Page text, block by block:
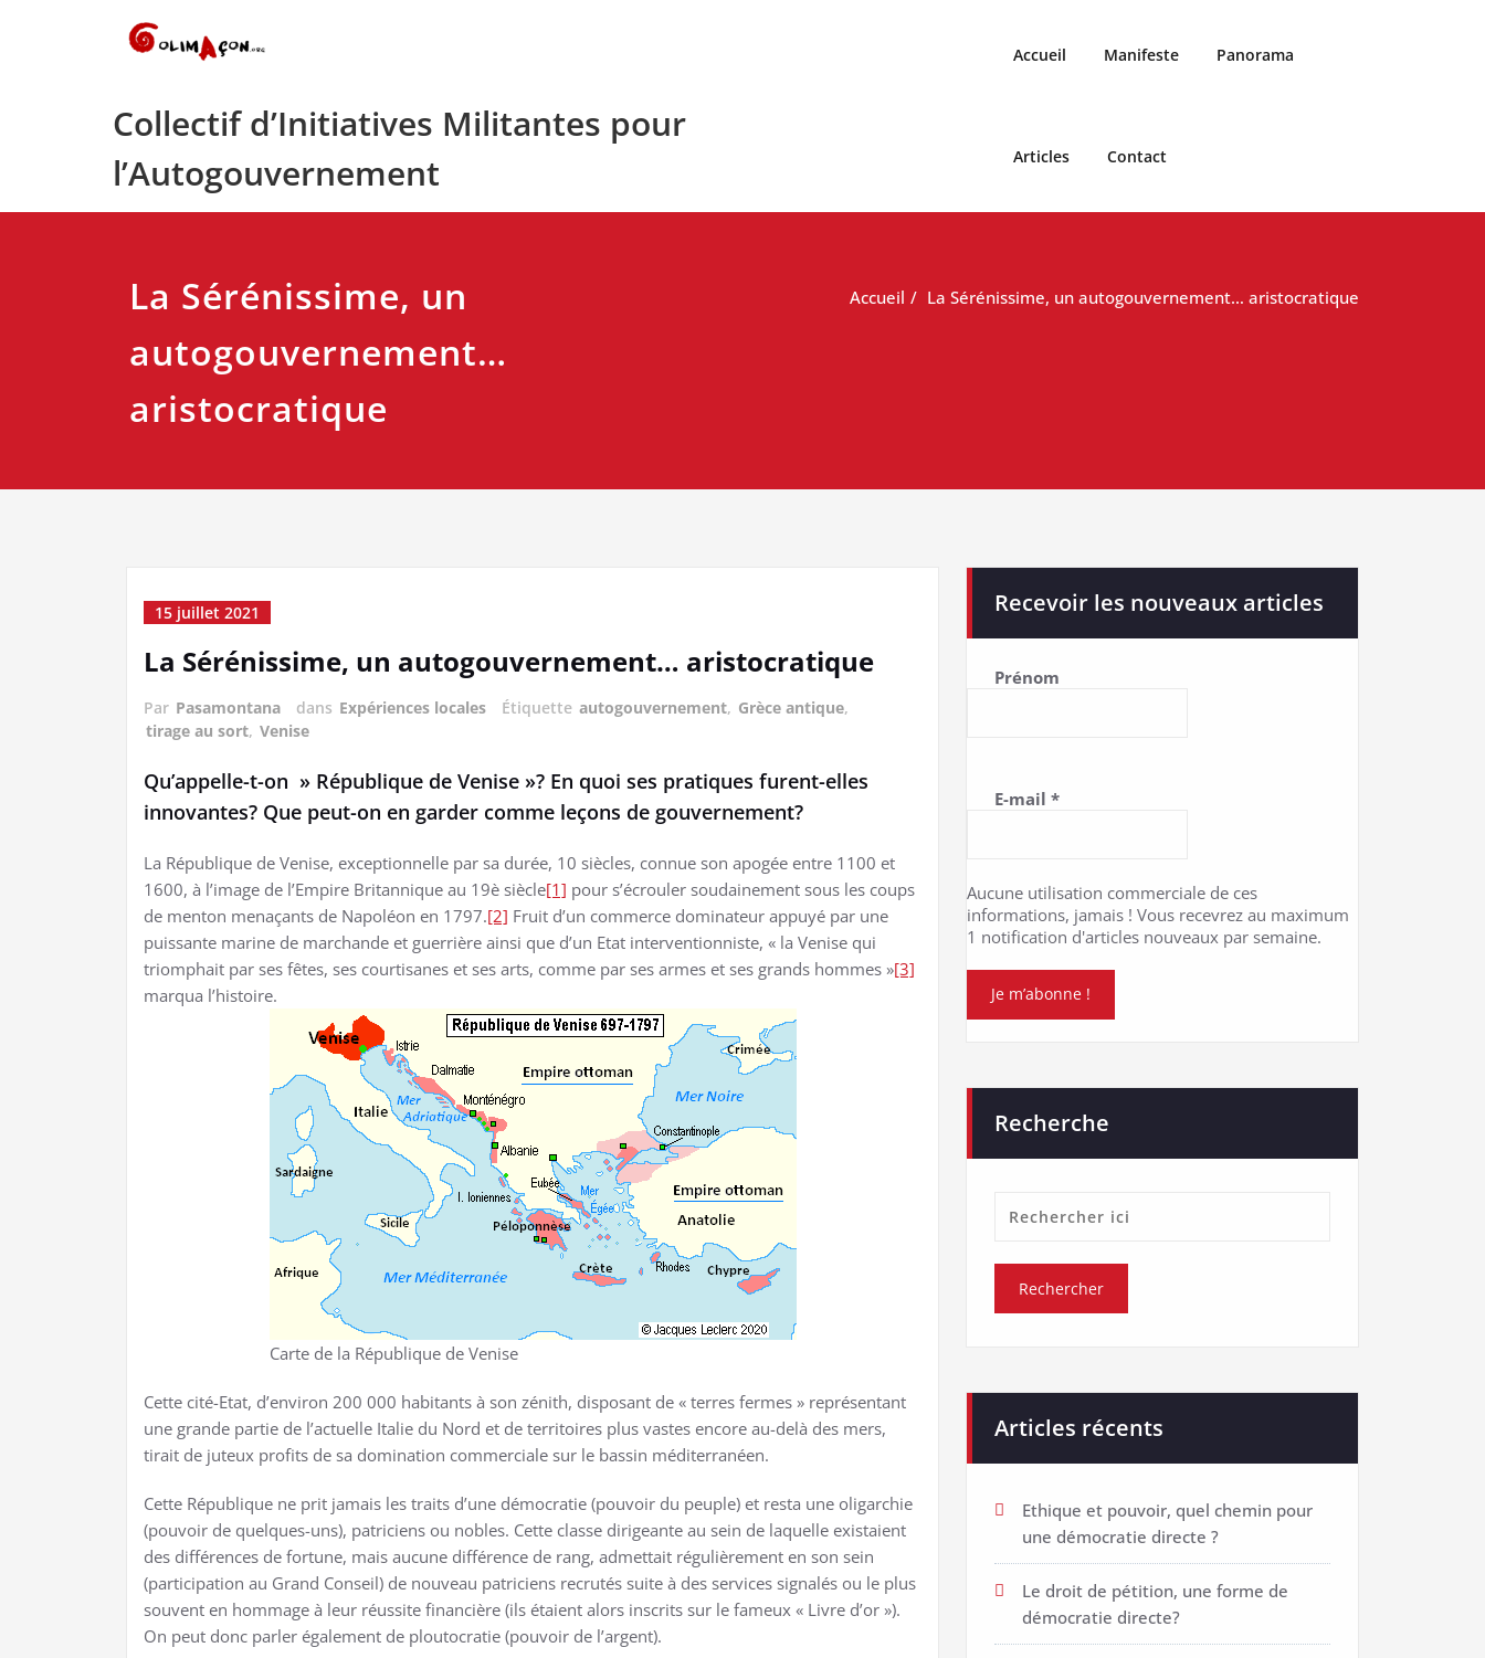
Collectif d’Initiatives Militantes pour
l’Autogouvernement
Accueil Manifeste Panorama
Articles Contact
La Sérénissime, un
autogouvernement…
aristocratique
Accueil La Sérénissime, un autogouvernement… aristocratique
15 juillet 2021
La Sérénissime, un autogouvernement… aristocratique
Par Pasamontana dans Expériences locales Étiquette autogouvernement, Grèce antique,
tirage au sort, Venise
Qu’appelle-t-on » République de Venise »? En quoi ses pratiques furent-elles
innovantes? Que peut-on en garder comme leçons de gouvernement?
La République de Venise, exceptionnelle par sa durée, 10 siècles, connue son apogée entre 1100 et
1600, à l’image de l’Empire Britannique au 19è siècle[1] pour s’écrouler soudainement sous les coups
de menton menaçants de Napoléon en 1797.[2] Fruit d’un commerce dominateur appuyé par une
puissante marine de marchande et guerrière ainsi que d’un Etat interventionniste, « la Venise qui
triomphait par ses fêtes, ses courtisanes et ses arts, comme par ses armes et ses grands hommes »[3]
marqua l’histoire.
Carte de la République de Venise
Cette cité-Etat, d’environ 200 000 habitants à son zénith, disposant de « terres fermes » représentant
une grande partie de l’actuelle Italie du Nord et de territoires plus vastes encore au-delà des mers,
tirait de juteux profits de sa domination commerciale sur le bassin méditerranéen.
Cette République ne prit jamais les traits d’une démocratie (pouvoir du peuple) et resta une oligarchie
(pouvoir de quelques-uns), patriciens ou nobles. Cette classe dirigeante au sein de laquelle existaient
des différences de fortune, mais aucune différence de rang, admettait régulièrement en son sein
(participation au Grand Conseil) de nouveau patriciens recrutés suite à des services signalés ou le plus
souvent en hommage à leur réussite financière (ils étaient alors inscrits sur le fameux « Livre d’or »).
On peut donc parler également de ploutocratie (pouvoir de l’argent).
Recevoir les nouveaux articles
Prénom
E-mail *
Aucune utilisation commerciale de ces
informations, jamais ! Vous recevrez au maximum
1 notification d'articles nouveaux par semaine.
Recherche
Articles récents
Ethique et pouvoir, quel chemin pour
une démocratie directe ?
Le droit de pétition, une forme de
démocratie directe?